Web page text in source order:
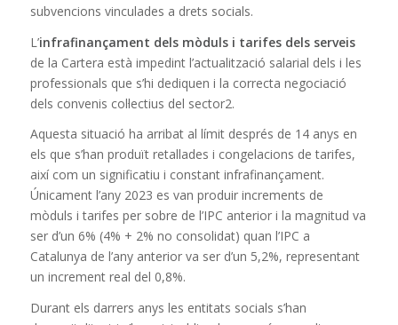
subvencions vinculades a drets socials.
L’infrafinançament dels mòduls i tarifes dels serveis
de la Cartera està impedint l’actualització salarial dels i les
professionals que s’hi dediquen i la correcta negociació
dels convenis col·lectius del sector2.
Aquesta situació ha arribat al límit després de 14 anys en
els que s’han produït retallades i congelacions de tarifes,
així com un significatiu i constant infrafinançament.
Únicament l’any 2023 es van produir increments de
mòduls i tarifes per sobre de l’IPC anterior i la magnitud va
ser d’un 6% (4% + 2% no consolidat) quan l’IPC a
Catalunya de l’any anterior va ser d’un 5,2%, representant
un increment real del 0,8%.
Durant els darrers anys les entitats socials s’han